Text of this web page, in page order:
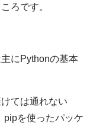
ろです。
にPythonの基本
ては通れない
pipを使ったパッケ